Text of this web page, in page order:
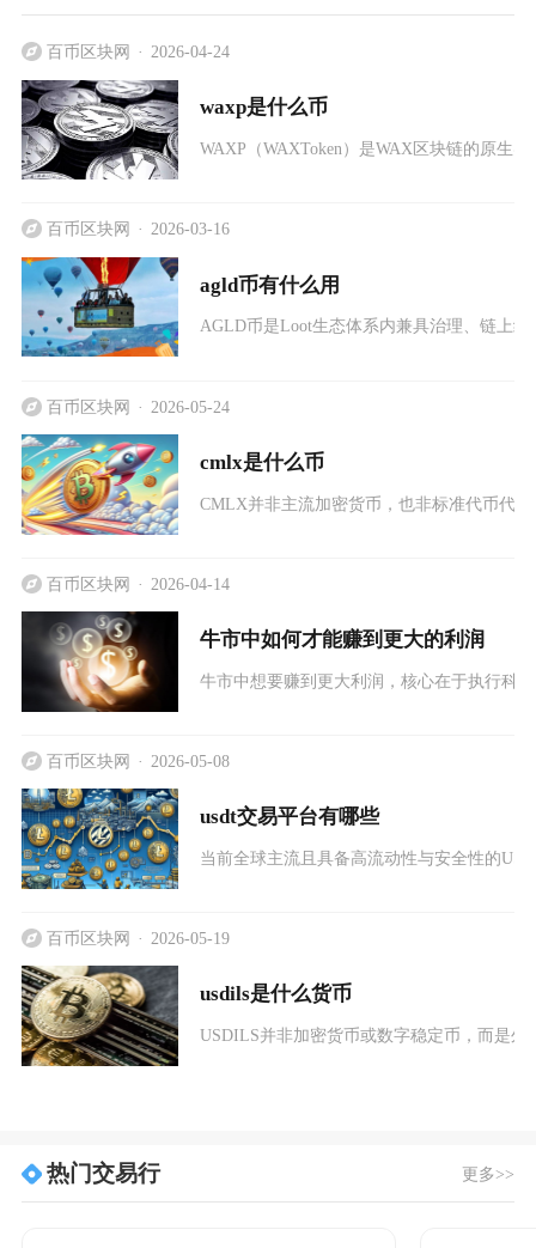
百币区块网 2026-04-24
waxp是什么币
WAXP（WAXToken）是WAX区块链的原生实
百币区块网 2026-03-16
agld币有什么用
AGLD币是Loot生态体系内兼具治理、链上
百币区块网 2026-05-24
cmlx是什么币
CMLX并非主流加密货币，也非标准代币代
百币区块网 2026-04-14
牛市中如何才能赚到更大的利润
牛市中想要赚到更大利润，核心在于执行科
百币区块网 2026-05-08
usdt交易平台有哪些
当前全球主流且具备高流动性与安全性的
百币区块网 2026-05-19
usdils是什么货币
USDILS并非加密货币或数字稳定币，而是
热门交易行 更多>>